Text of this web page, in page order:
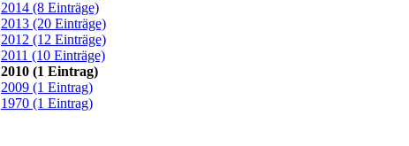
2014 (8 Einträge)
2013 (20 Einträge)
2012 (12 Einträge)
2011 (10 Einträge)
2010 (1 Eintrag)
2009 (1 Eintrag)
1970 (1 Eintrag)